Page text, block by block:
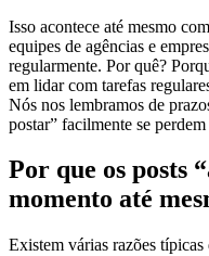
Isso acontece até mesmo
equipes de agências e
regularmente. Por quê?
em lidar com tarefas
Nós nos lembramos de
postar” facilmente se
Por que os posts
momento até
Existem várias razões